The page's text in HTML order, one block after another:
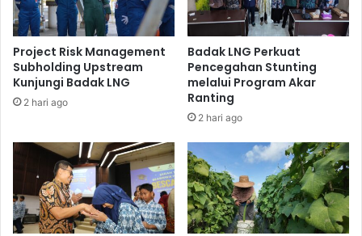
Project Risk Management
Subholding Upstream
Kunjungi Badak LNG
2 hari ago
Badak LNG Perkuat
Pencegahan Stunting
melalui Program Akar
Ranting
2 hari ago